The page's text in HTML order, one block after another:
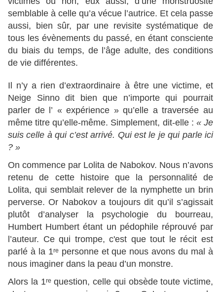
semblable à celle qu’a vécue l’autrice. Et cela passe
aussi, bien sûr, par une revisite systématique de
tous les évènements du passé, en étant consciente
du biais du temps, de l’âge adulte, des conditions
de vie différentes.
Il n’y a rien d’extraordinaire à être une victime, et
Neige Sinno dit bien que n’importe qui pourrait
parler de l’ « expérience » qu’elle a traversée au
même titre qu’elle-même. Simplement, dit-elle : « Je
suis celle à qui c’est arrivé. Qui est le je qui parle ici
? »
On commence par Lolita de Nabokov. Nous n’avons
retenu de cette histoire que la personnalité de
Lolita, qui semblait relever de la nymphette un brin
perverse. Or Nabokov a toujours dit qu’il s’agissait
plutôt d’analyser la psychologie du bourreau,
Humbert Humbert étant un pédophile réprouvé par
l’auteur. Ce qui trompe, c'est que tout le récit est
parlé à la 1ʳᵉ personne et que nous avons du mal à
nous imaginer dans la peau d’un monstre.
Alors la 1ʳᵉ question, celle qui obsède toute victime,